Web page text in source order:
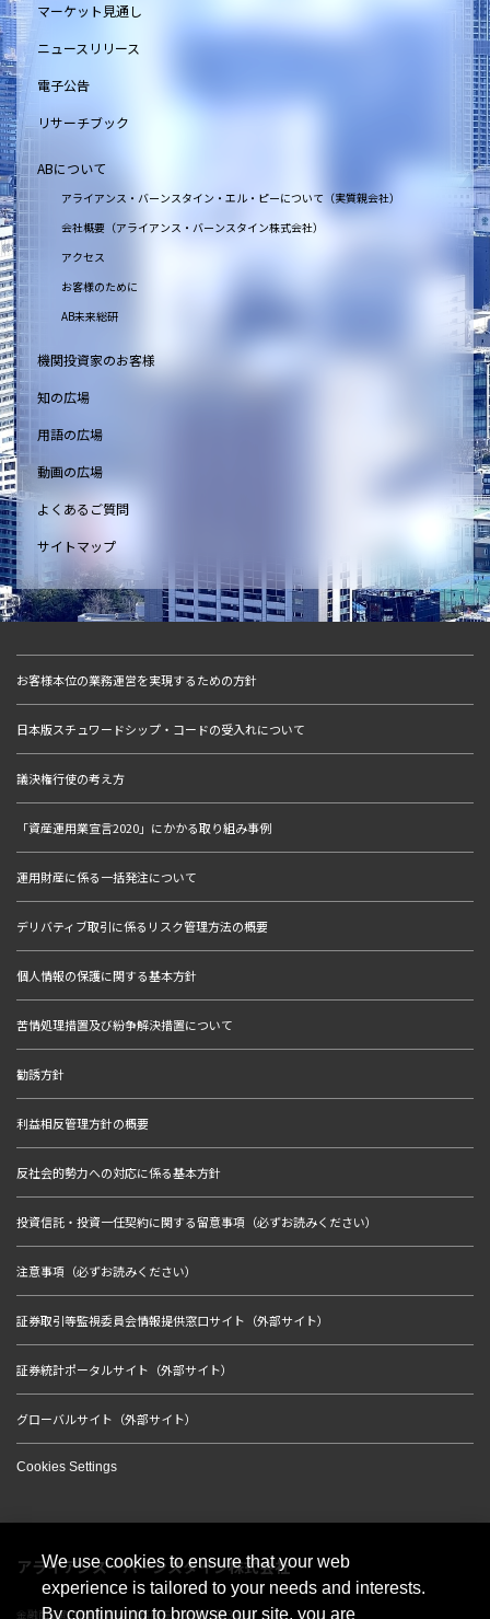
マーケット見通し
ニュースリリース
電子公告
リサーチブック
ABについて
アライアンス・バーンスタイン・エル・ピーについて（実質親会社）
会社概要（アライアンス・バーンスタイン株式会社）
アクセス
お客様のために
AB未来総研
機関投資家のお客様
知の広場
用語の広場
動画の広場
よくあるご質問
サイトマップ
お客様本位の業務運営を実現するための方針
日本版スチュワードシップ・コードの受入れについて
議決権行使の考え方
「資産運用業宣言2020」にかかる取り組み事例
運用財産に係る一括発注について
デリバティブ取引に係るリスク管理方法の概要
個人情報の保護に関する基本方針
苦情処理措置及び紛争解決措置について
勧誘方針
利益相反管理方針の概要
反社会的勢力への対応に係る基本方針
投資信託・投資一任契約に関する留意事項（必ずお読みください）
注意事項（必ずお読みください）
証券取引等監視委員会情報提供窓口サイト（外部サイト）
証券統計ポータルサイト（外部サイト）
グローバルサイト（外部サイト）
Cookies Settings
アライアンス・バーンスタイン株式会社
金融商品取引業者 関東財務局長（金商）第303号
We use cookies to ensure that your web
experience is tailored to your needs and interests.
By continuing to browse our site, you are